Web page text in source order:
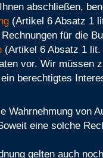
abschließen,
(Artikel 6 Absatz 1
für die
(Artikel 6 Absatz 1
vor. Wir müssen
berechtigtes
Wahrnehmung von
eine solche
gelten auch